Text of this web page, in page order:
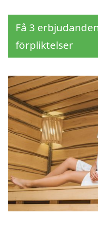
Få 3
förpliktelser